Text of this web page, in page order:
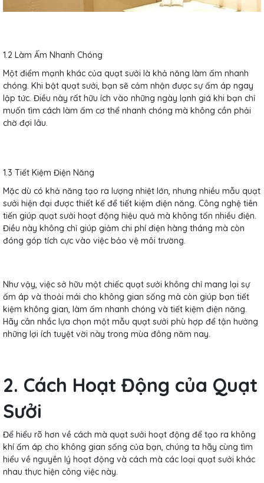
1.2 Làm Ấm Nhanh Chóng
Một điểm mạnh khác của quạt sưởi là khả năng làm ấm nhanh
chóng. Khi bật quạt sưởi, bạn sẽ cảm nhận được sự ấm áp ngay
lập tức. Điều này rất hữu ích vào những ngày lạnh giá khi bạn chỉ
muốn tìm cách làm ấm cơ thể nhanh chóng mà không cần phải
chờ đợi lâu.
1.3 Tiết Kiệm Điện Năng
Mặc dù có khả năng tạo ra lượng nhiệt lớn, nhưng nhiều mẫu quạt
sưởi hiện đại được thiết kế để tiết kiệm điện năng. Công nghệ tiên
tiến giúp quạt sưởi hoạt động hiệu quả mà không tốn nhiều điện.
Điều này không chỉ giúp giảm chi phí điện hàng tháng mà còn
đóng góp tích cực vào việc bảo vệ môi trường.
Như vậy, việc sở hữu một chiếc quạt sưởi không chỉ mang lại sự
ấm áp và thoải mái cho không gian sống mà còn giúp bạn tiết
kiệm không gian, làm ấm nhanh chóng và tiết kiệm điện năng.
Hãy cân nhắc lựa chọn một mẫu quạt sưởi phù hợp để tận hưởng
những lợi ích tuyệt vời này trong mùa đông năm nay.
2. Cách Hoạt Động của Quạt
Sưởi
Để hiểu rõ hơn về cách mà quạt sưởi hoạt động để tạo ra không
khí ấm áp cho không gian sống của bạn, chúng ta hãy cùng tìm
hiểu về nguyên lý hoạt động và cách mà các loại quạt sưởi khác
nhau thực hiện công việc này.